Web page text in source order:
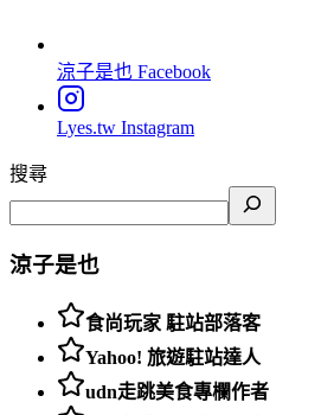
涼子是也 Facebook
Lyes.tw Instagram
搜尋
涼子是也
食尚玩家 駐站部落客
Yahoo! 旅遊駐站達人
udn走跳美食專欄作者